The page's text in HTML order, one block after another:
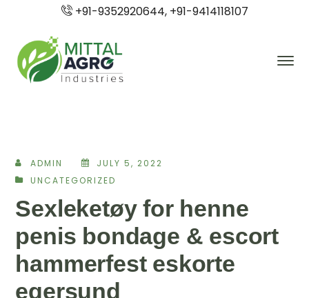
+91-9352920644, +91-9414118107
ADMIN
JULY 5, 2022
UNCATEGORIZED
Sexleketøy for henne
penis bondage & escort
hammerfest eskorte
egersund